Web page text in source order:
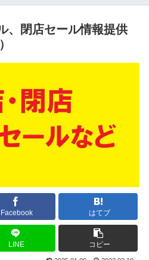
、閉店セール情報提供
Facebook はてブ
LINE コピー